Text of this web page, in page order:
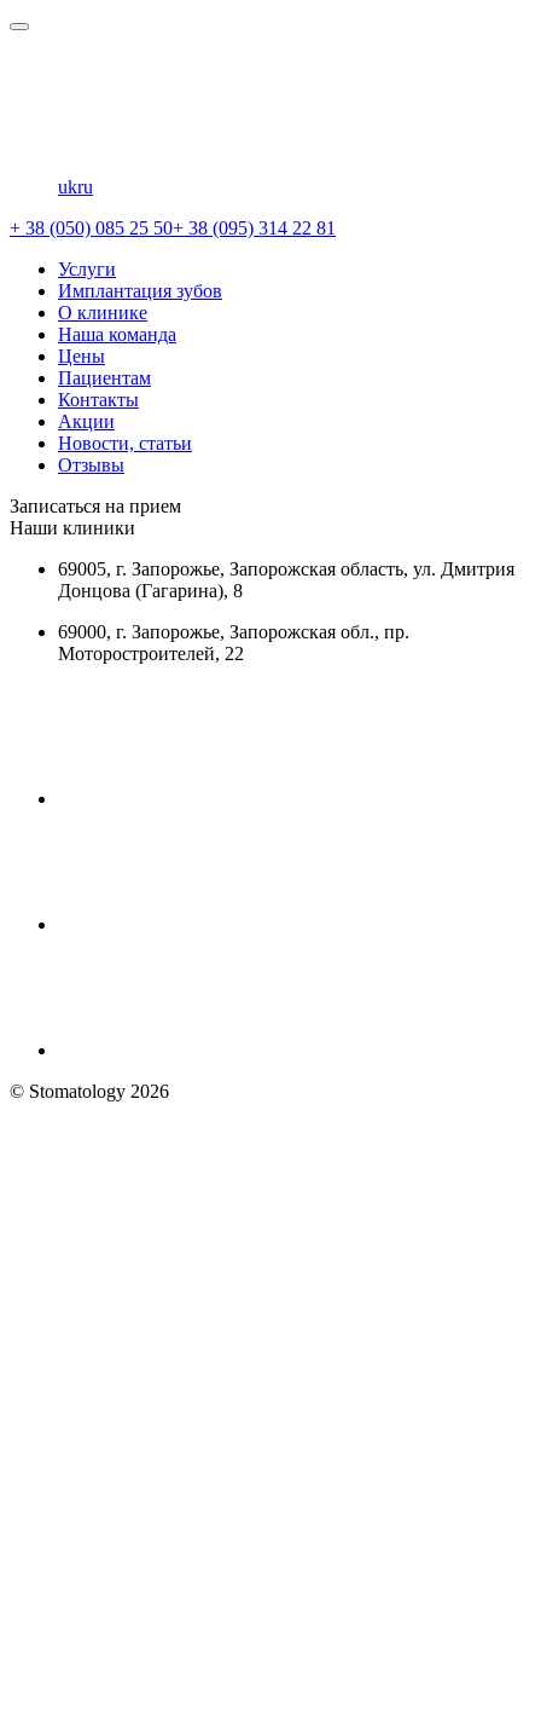
ukru
+ 38 (050) 085 25 50+ 38 (095) 314 22 81
Услуги
Имплантация зубов
О клинике
Наша команда
Цены
Пациентам
Контакты
Акции
Новости, статьи
Отзывы
Записаться на прием
Наши клиники
69005, г. Запорожье, Запорожская область, ул. Дмитрия
Донцова (Гагарина), 8
69000, г. Запорожье, Запорожская обл., пр.
Моторостроителей, 22
© Stomatology 2026